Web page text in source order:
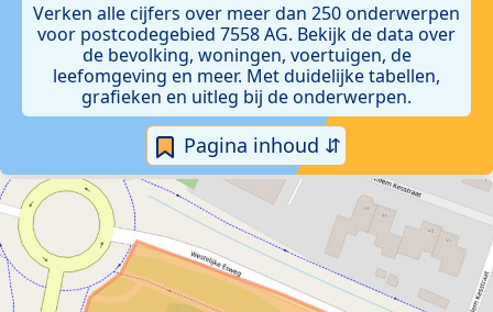
Verken alle cijfers over meer dan 250 onderwerpen
voor postcodegebied 7558 AG. Bekijk de data over
de bevolking, woningen, voertuigen, de
leefomgeving en meer. Met duidelijke tabellen,
grafieken en uitleg bij de onderwerpen.
Pagina inhoud ⇵